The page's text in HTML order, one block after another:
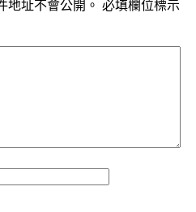
地址不會公開。 必填欄位標示